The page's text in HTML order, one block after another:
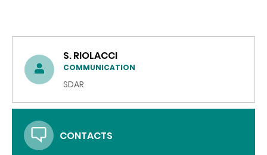
S. RIOLACCI
COMMUNICATION
SDAR
CONTACTS